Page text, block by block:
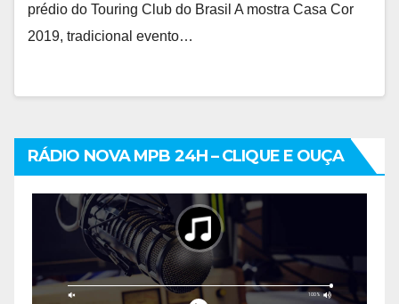
prédio do Touring Club do Brasil A mostra Casa Cor
2019, tradicional evento…
RÁDIO NOVA MPB 24H – CLIQUE E OUÇA